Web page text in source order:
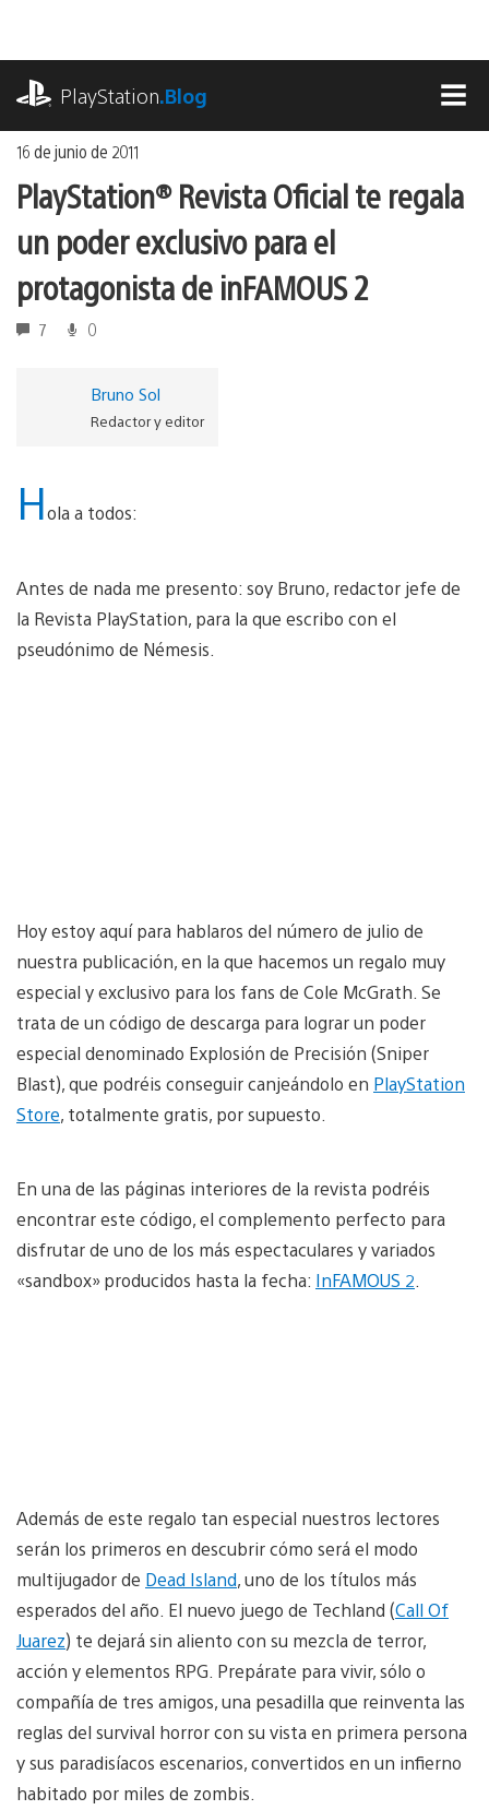
contenido
PlayStation.Blog
16 de junio de 2011
PlayStation® Revista Oficial te regala
un poder exclusivo para el
protagonista de inFAMOUS 2
7 0
Bruno Sol
Redactor y editor
Hola a todos:
Antes de nada me presento: soy Bruno, redactor jefe de
la Revista PlayStation, para la que escribo con el
pseudónimo de Némesis.
Hoy estoy aquí para hablaros del número de julio de
nuestra publicación, en la que hacemos un regalo muy
especial y exclusivo para los fans de Cole McGrath. Se
trata de un código de descarga para lograr un poder
especial denominado Explosión de Precisión (Sniper
Blast), que podréis conseguir canjeándolo en PlayStation
Store, totalmente gratis, por supuesto.
En una de las páginas interiores de la revista podréis
encontrar este código, el complemento perfecto para
disfrutar de uno de los más espectaculares y variados
«sandbox» producidos hasta la fecha: InFAMOUS 2
Además de este regalo tan especial nuestros lectores
serán los primeros en descubrir cómo será el modo
multijugador de Dead Island, uno de los títulos más
esperados del año. El nuevo juego de Techland (Call Of
Juarez) te dejará sin aliento con su mezcla de terror,
acción y elementos RPG. Prepárate para vivir, sólo o
compañía de tres amigos, una pesadilla que reinventa las
reglas del survival horror con su vista en primera persona
y sus paradisíacos escenarios, convertidos en un infierno
habitado por miles de zombis.